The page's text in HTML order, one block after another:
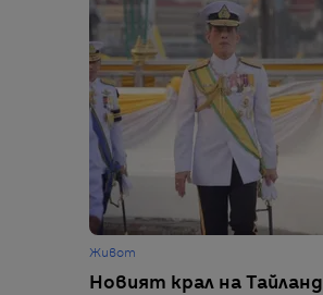
Живот
Новият крал на Тайланд